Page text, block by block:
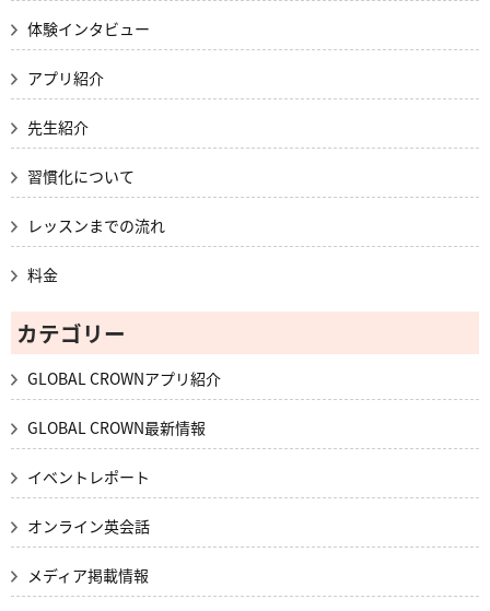
体験インタビュー
アプリ紹介
先生紹介
習慣化について
レッスンまでの流れ
料金
カテゴリー
GLOBAL CROWNアプリ紹介
GLOBAL CROWN最新情報
イベントレポート
オンライン英会話
メディア掲載情報